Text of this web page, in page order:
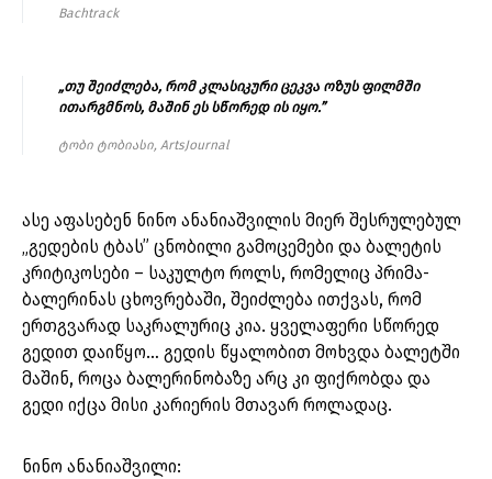
Bachtrack
„თუ შეიძლება, რომ კლასიკური ცეკვა ოზუს ფილმში
ითარგმნოს, მაშინ ეს სწორედ ის იყო.”
ტობი ტობიასი, ArtsJournal
ასე აფასებენ ნინო ანანიაშვილის მიერ შესრულებულ
„გედების ტბას” ცნობილი გამოცემები და ბალეტის
კრიტიკოსები – საკულტო როლს, რომელიც პრიმა-
ბალერინას ცხოვრებაში, შეიძლება ითქვას, რომ
ერთგვარად საკრალურიც კია. ყველაფერი სწორედ
გედით დაიწყო… გედის წყალობით მოხვდა ბალეტში
მაშინ, როცა ბალერინობაზე არც კი ფიქრობდა და
გედი იქცა მისი კარიერის მთავარ როლადაც.
ნინო ანანიაშვილი: